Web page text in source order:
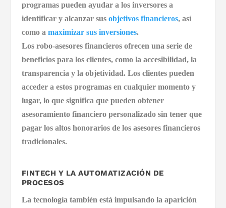
programas pueden ayudar a los inversores a
identificar y alcanzar sus objetivos financieros, así
como a maximizar sus inversiones.
Los robo-asesores financieros ofrecen una serie de
beneficios para los clientes, como la accesibilidad, la
transparencia y la objetividad. Los clientes pueden
acceder a estos programas en cualquier momento y
lugar, lo que significa que pueden obtener
asesoramiento financiero personalizado sin tener que
pagar los altos honorarios de los asesores financieros
tradicionales.
FINTECH Y LA AUTOMATIZACIÓN DE
PROCESOS
La tecnología también está impulsando la aparición